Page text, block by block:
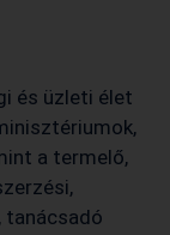
és üzleti élet
a termelő,
tanácsadó